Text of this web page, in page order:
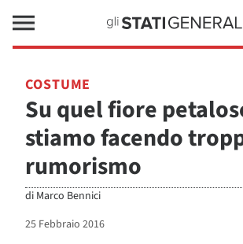
COSTUME
Su quel fiore
stiamo facendo
rumorismo
di Marco Bennici
25 Febbraio 2016